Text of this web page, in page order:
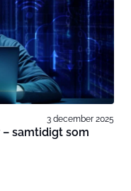
3 december 2025
samtidigt som